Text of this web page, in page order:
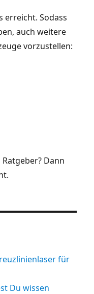
erreicht. Sodass
auch weitere
vorzustellen:
Dann
für
Du wissen